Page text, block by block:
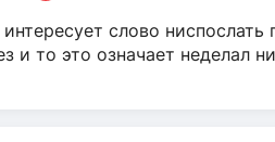
слово
и то это означает неделал